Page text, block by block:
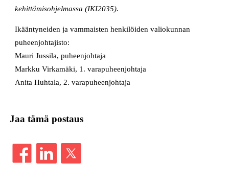
kehittämisohjelmassa (IKI2035).
Ikääntyneiden ja vammaisten henkilöiden valiokunnan
puheenjohtajisto:
Mauri Jussila, puheenjohtaja
Markku Virkamäki, 1. varapuheenjohtaja
Anita Huhtala, 2. varapuheenjohtaja
Jaa tämä postaus